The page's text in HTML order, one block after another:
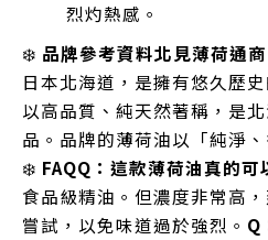
烈灼熱感。
❄️ 品牌參考資料北見薄荷通
日本北海道，是擁有悠久歷
以高品質、純天然著稱，是
品。品牌的薄荷油以「純淨
❄️ FAQQ：這款薄荷油真的可
食品級精油。但濃度非常高
嘗試，以免味道過於強烈。 Q